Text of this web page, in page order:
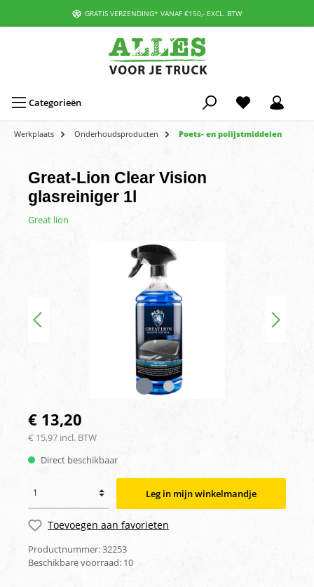
GRATIS VERZENDING* VANAF €150,- EXCL. BTW
Categorieën
Werkplaats Onderhoudsproducten Poets- en polijstmiddelen
Great-Lion Clear Vision
glasreiniger 1l
Great lion
€ 13,20
€ 15,97 incl. BTW
Direct beschikbaar
Leg in mijn winkelmandje
Toevoegen aan favorieten
Productnummer:32253
Beschikbare voorraad: 10